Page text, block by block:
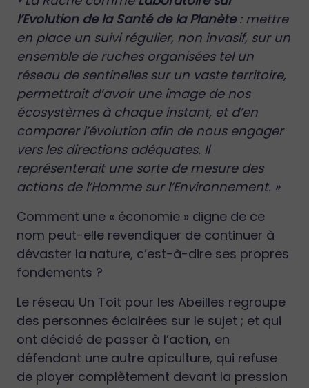
l’Evolution de la Santé de la Planète: mettre
en place un suivi régulier, non invasif, sur un
ensemble de ruches organisées tel un
réseau de sentinelles sur un vaste territoire,
permettrait d’avoir une image de nos
écosystèmes à chaque instant, et d’en
comparer l’évolution afin de nous engager
vers les directions adéquates. Il
représenterait une sorte de mesure des
actions de l’Homme sur l’Environnement. »
Comment une « économie » digne de ce
nom peut-elle revendiquer de continuer à
dévaster la nature, c’est-à-dire ses propres
fondements ?
Le réseau Un Toit pour les Abeilles regroupe
des personnes éclairées sur le sujet ; et qui
ont décidé de passer à l’action, en
défendant une autre apiculture, qui refuse
de ployer complètement devant la pression